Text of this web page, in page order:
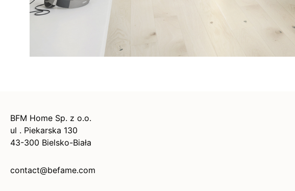
BFM Home Sp. z o.o.
ul . Piekarska 130
43-300 Bielsko-Biała
contact@befame.com